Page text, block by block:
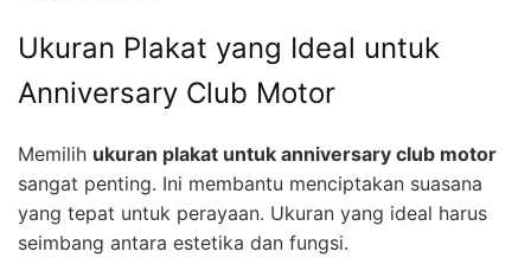
Ukuran Plakat yang Ideal untuk
Anniversary Club Motor
Memilih ukuran plakat untuk anniversary club motor
sangat penting. Ini membantu menciptakan suasana
yang tepat untuk perayaan. Ukuran yang ideal harus
seimbang antara estetika dan fungsi.